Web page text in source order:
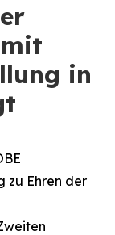
in
zu Ehren der